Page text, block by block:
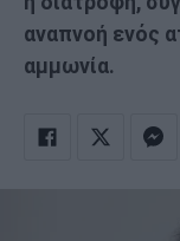
αναπνοή ενός
αμμωνία.